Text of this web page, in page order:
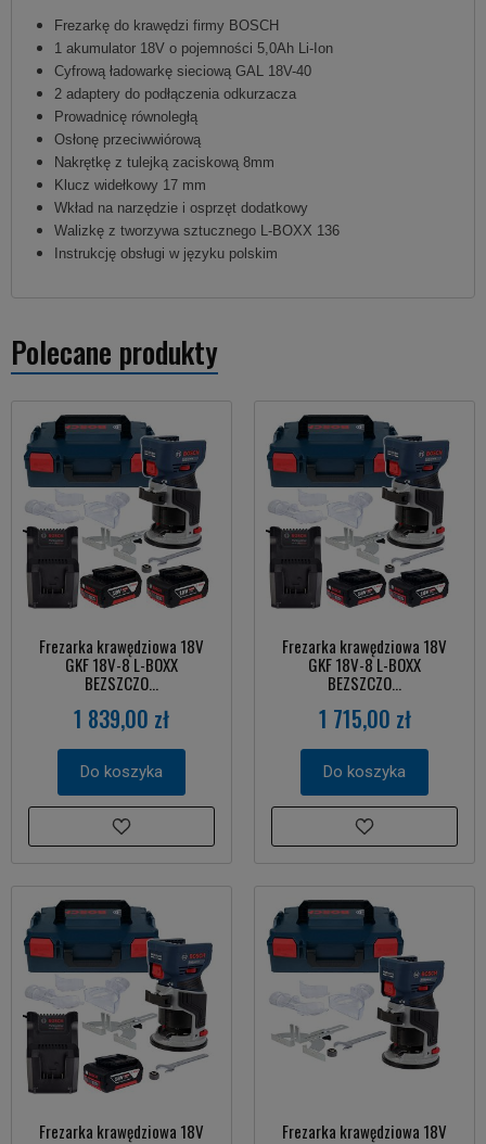
Frezarkę do krawędzi firmy BOSCH
1 akumulator 18V o pojemności 5,0Ah Li-Ion
Cyfrową ładowarkę sieciową GAL 18V-40
2 adaptery do podłączenia odkurzacza
Prowadnicę równoległą
Osłonę przeciwwiórową
Nakrętkę z tulejką zaciskową 8mm
Klucz widełkowy 17 mm
Wkład na narzędzie i osprzęt dodatkowy
Walizkę z tworzywa sztucznego L-BOXX 136
Instrukcję obsługi w języku polskim
Polecane produkty
Frezarka krawędziowa 18V
GKF 18V-8 L-BOXX
BEZSZCZO...
1 839,00 zł
Do koszyka
Frezarka krawędziowa 18V
GKF 18V-8 L-BOXX
BEZSZCZO...
1 715,00 zł
Do koszyka
Frezarka krawędziowa 18V Frezarka krawędziowa 18V